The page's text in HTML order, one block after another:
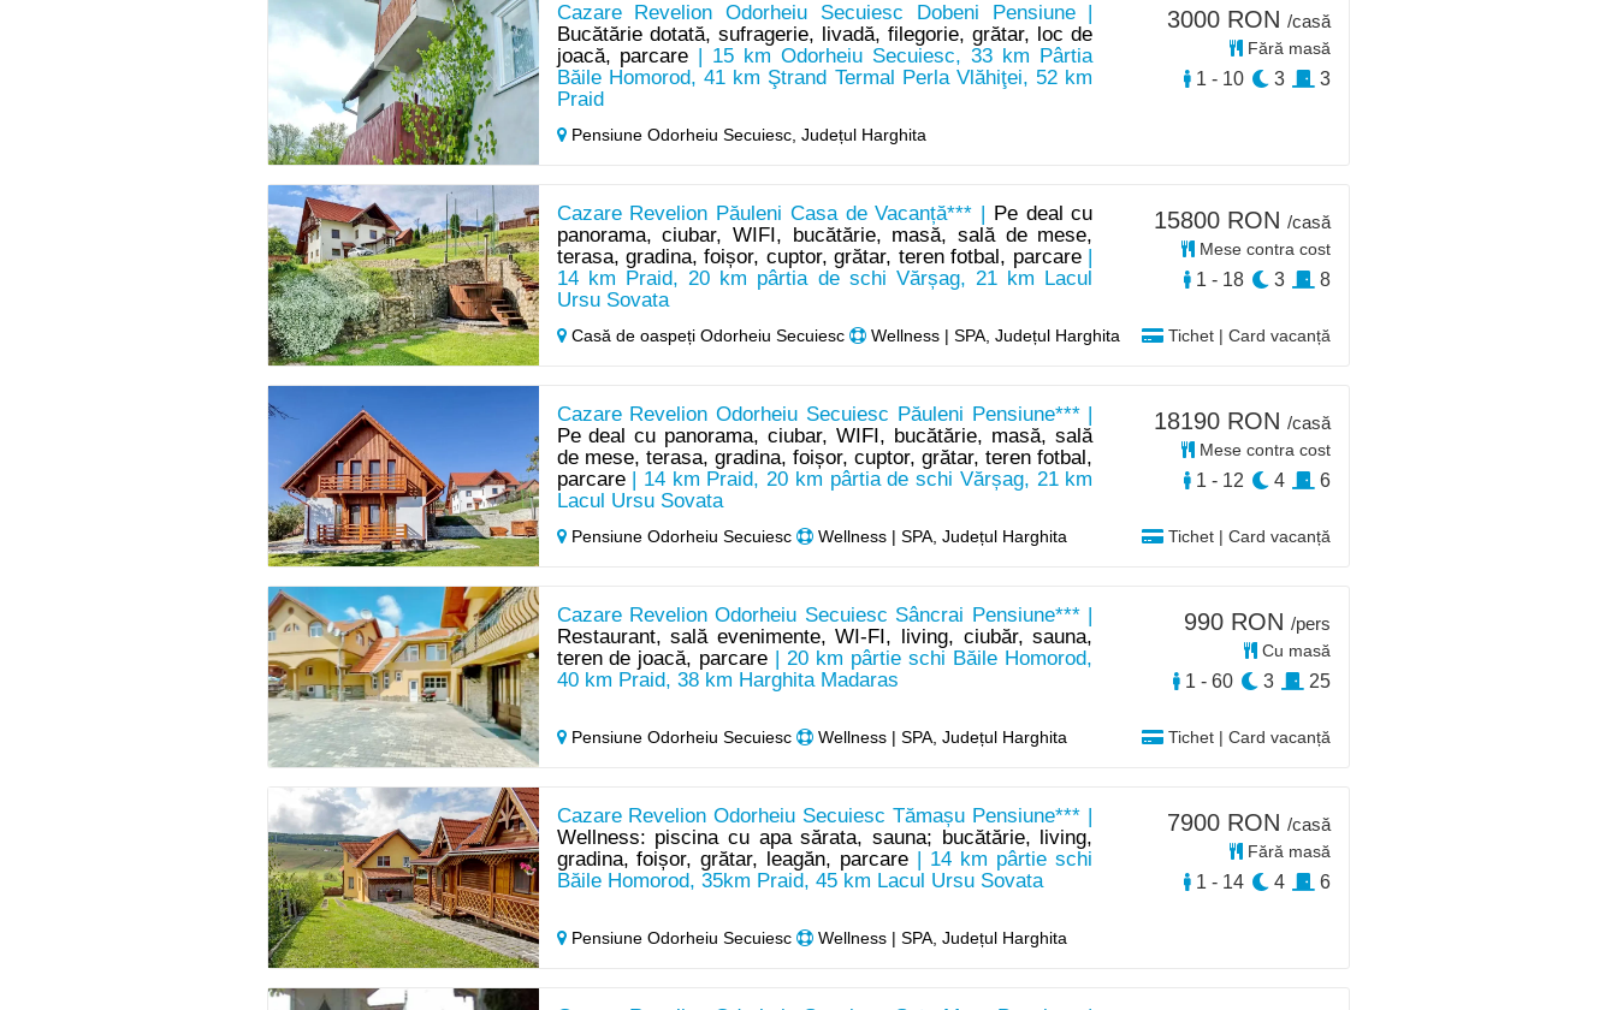
Cazare Revelion Odorheiu Secuiesc Dobeni Pensiune |
Bucătărie dotată, sufragerie, livadă, filegorie, grătar, loc de
joacă, parcare | 15 km Odorheiu Secuiesc, 33 km Pârtia
Băile Homorod, 41 km Ştrand Termal Perla Vlăhiţei, 52 km
Praid
Pensiune Odorheiu Secuiesc, Județul Harghita
3000 RON /casă
Fără masă
1 - 10 3 3
Cazare Revelion Păuleni Casa de Vacanță*** |
Pe deal cu
panorama, ciubar, WIFI, bucătărie, masă, sală de mese,
terasa, gradina, foișor, cuptor, grătar, teren fotbal, parcare|
14 km Praid, 20 km pârtia de schi Vărșag, 21 km Lacul
Ursu Sovata
Casă de oaspeți Odorheiu Secuiesc Wellness | SPA, Județul Harghita Tichet | Card vacanță
15800 RON /casă
Mese contra cost
1 - 18 3 8
Cazare Revelion Odorheiu Secuiesc Păuleni Pensiune*** |
Pe deal cu panorama, ciubar, WIFI, bucătărie, masă, sală
de mese, terasa, gradina, foișor, cuptor, grătar, teren fotbal,
parcare| 14 km Praid, 20 km pârtia de schi Vărșag, 21 km
Lacul Ursu Sovata
Pensiune Odorheiu Secuiesc Wellness | SPA, Județul Harghita Tichet | Card vacanță
18190 RON /casă
Mese contra cost
1 - 12 4 6
Cazare Revelion Odorheiu Secuiesc Sâncrai Pensiune*** |
Restaurant, sală evenimente, WI-FI, living, ciubăr, sauna,
teren de joacă, parcare | 20 km pârtie schi Băile Homorod,
40 km Praid, 38 km Harghita Madaras
Pensiune Odorheiu Secuiesc Wellness | SPA, Județul Harghita Tichet | Card vacanță
990 RON /pers
Cu masă
1 - 60 3 25
Cazare Revelion Odorheiu Secuiesc Tămașu Pensiune*** |
Wellness: piscina cu apa sărata, sauna; bucătărie, living,
gradina, foișor, grătar, leagăn, parcare | 14 km pârtie schi
Băile Homorod, 35km Praid, 45 km Lacul Ursu Sovata
Pensiune Odorheiu Secuiesc Wellness | SPA, Județul Harghita
7900 RON /casă
Fără masă
1 - 14 4 6